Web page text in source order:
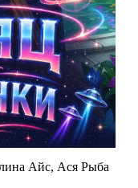
Айс, Ася Рыба